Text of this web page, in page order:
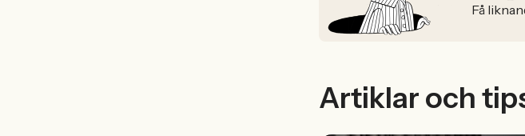
Få
Artiklar och